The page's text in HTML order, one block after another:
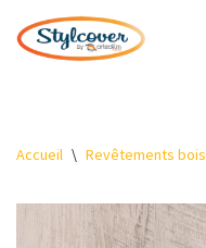
Aller
Accueil \ Revêtements bois